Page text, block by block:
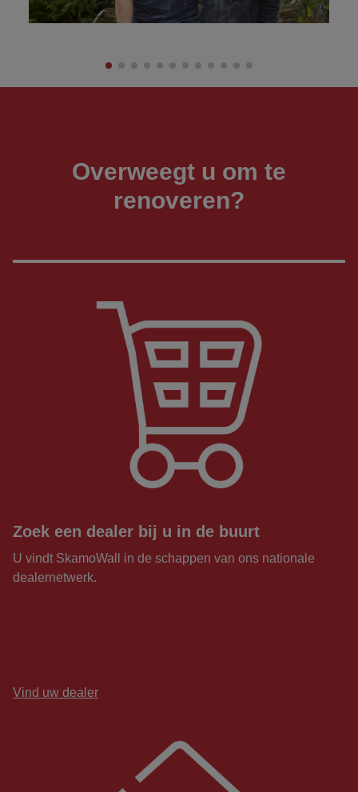
Overweegt u om te
renoveren?
Zoek een dealer bij u in de buurt
U vindt SkamoWall in de schappen van ons nationale
dealernetwerk.
Vind uw dealer